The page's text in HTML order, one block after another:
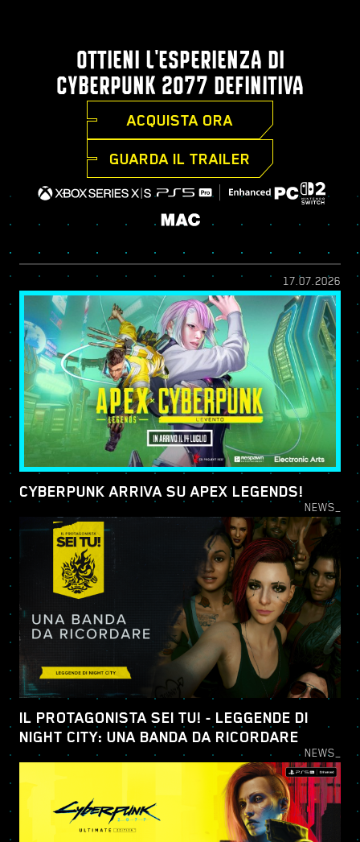
OTTIENI L'ESPERIENZA DI
CYBERPUNK 2077 DEFINITIVA
ACQUISTA ORA
GUARDA IL TRAILER
17.07.2026
CYBERPUNK ARRIVA SU APEX LEGENDS!
NEWS_
IL PROTAGONISTA SEI TU! - LEGGENDE DI
NIGHT CITY: UNA BANDA DA RICORDARE
NEWS_